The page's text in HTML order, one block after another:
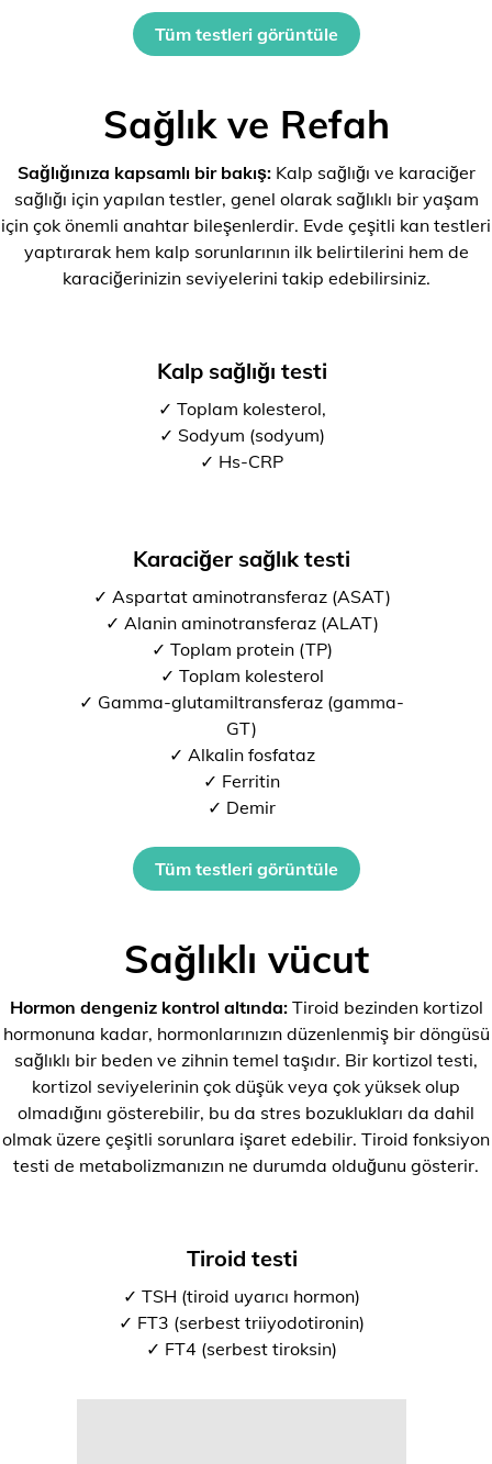
Tüm testleri görüntüle
Sağlık ve Refah
Sağlığınıza kapsamlı bir bakış:Kalp sağlığı ve karaciğer
sağlığı için yapılan testler, genel olarak sağlıklı bir yaşam
için çok önemli anahtar bileşenlerdir. Evde çeşitli kan testleri
yaptırarak hem kalp sorunlarının ilk belirtilerini hem de
karaciğerinizin seviyelerini takip edebilirsiniz.
Kalp sağlığı testi
✓ Toplam kolesterol,
✓ Sodyum (sodyum)
✓ Hs-CRP
Karaciğer sağlık testi
✓ Aspartat aminotransferaz (ASAT)
✓ Alanin aminotransferaz (ALAT)
✓ Toplam protein (TP)
✓ Toplam kolesterol
✓ Gamma-glutamiltransferaz (gamma-
GT)
✓ Alkalin fosfataz
✓ Ferritin
✓ Demir
Tüm testleri görüntüle
Sağlıklı vücut
Hormon dengeniz kontrol altında:Tiroid bezinden kortizol
hormonuna kadar, hormonlarınızın düzenlenmiş bir döngüsü
sağlıklı bir beden ve zihnin temel taşıdır. Bir kortizol testi,
kortizol seviyelerinin çok düşük veya çok yüksek olup
olmadığını gösterebilir, bu da stres bozuklukları da dahil
olmak üzere çeşitli sorunlara işaret edebilir. Tiroid fonksiyon
testi de metabolizmanızın ne durumda olduğunu gösterir.
Tiroid testi
✓ TSH (tiroid uyarıcı hormon)
✓ FT3 (serbest triiyodotironin)
✓ FT4 (serbest tiroksin)